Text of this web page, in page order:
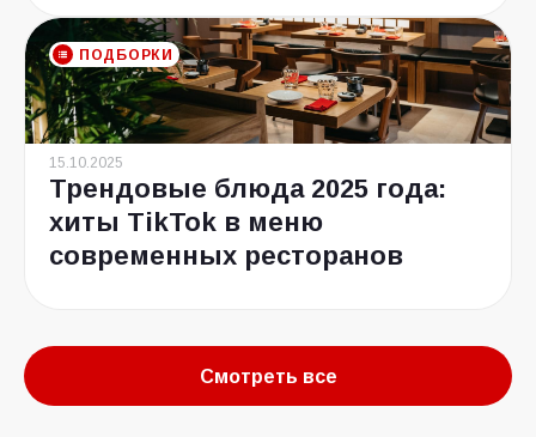
ПОДБОРКИ
15.10.2025
Трендовые блюда 2025 года:
хиты TikTok в меню
современных ресторанов
Смотреть все